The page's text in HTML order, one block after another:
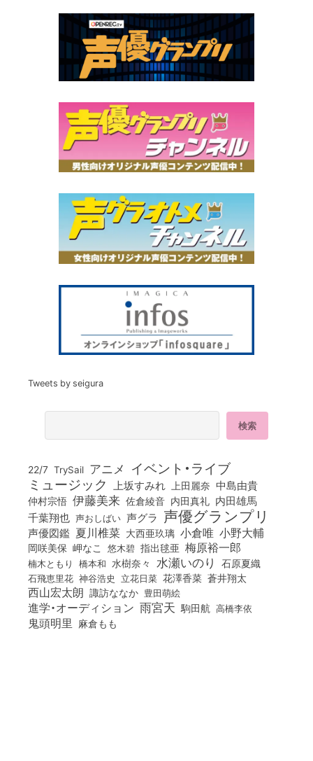
Tweets by seigura
22/7 TrySail アニメ イベント・ライブ
ミュージック 上坂すみれ 上田麗奈 中島由貴
仲村宗悟 伊藤美来 佐倉綾音 内田真礼 内田雄馬
千葉翔也 声おしばい 声グラ 声優グランプリ
声優図鑑 夏川椎菜 大西亜玖璃 小倉唯 小野大輔
岡咲美保 岬なこ 悠木碧 指出毬亜 梅原裕一郎
楠木ともり 橋本和 水樹奈々 水瀬いのり 石原夏織
石飛恵里花 神谷浩史 立花日菜 花澤香菜 蒼井翔太
西山宏太朗 諏訪ななか 豊田萌絵
進学・オーディション 雨宮天 駒田航 高橋李依
鬼頭明里 麻倉もも